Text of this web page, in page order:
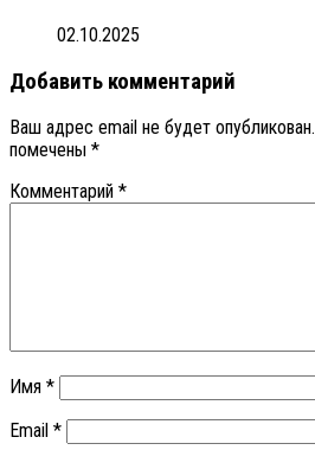
02.10.2025
Добавить комментарий
Ваш адрес email не будет опубликован.
помечены *
Комментарий *
Имя *
Email *